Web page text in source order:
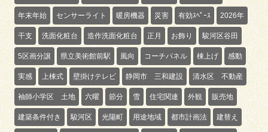
年末年始 センサーライト 暖房機器 災害 有効ｽﾍﾟｰｽ 2026年
干支 洗面化粧台 造作洗面化粧台 正月 お飾り 駿河区谷田
5区画分譲 県立美術館前駅 風向 コーチパネル 棟上げ 感動
実感 上棟式 壁掛けテレビ 静岡市 三和建設 清水区 不動産
袖師小学区 土地 六曜 節分 雪 住宅関連 外観 販売地
建築条件付き 駿河区 光陽町 用途地域 都市計画法 建替え